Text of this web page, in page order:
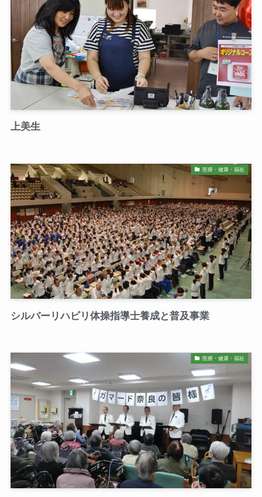
上美生
医療・健康・福祉
シルバーリハビリ体操指導士養成と普及事業
医療・健康・福祉